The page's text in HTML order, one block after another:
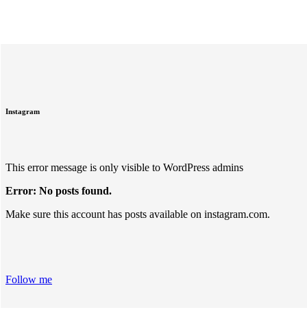
Instagram
This error message is only visible to WordPress admins
Error: No posts found.
Make sure this account has posts available on instagram.com.
Follow me